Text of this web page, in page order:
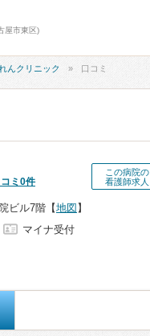
屋市東区)
んクリニック 口コミ
この病院の
看護師求人
ミ 0件
ビル7階 【地図 】
マイナ受付